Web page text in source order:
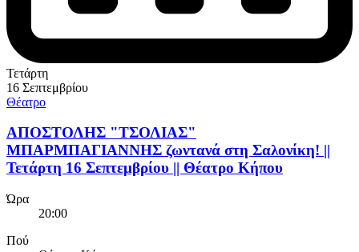
Τετάρτη
16 Σεπτεμβρίου
Θέατρο
ΑΠΟΣΤΟΛΗΣ "ΤΣΟΛΙΑΣ"
ΜΠΑΡΜΠΑΓΙΑΝΝΗΣ ζωντανά στη Σαλονίκη! ||
Τετάρτη 16 Σεπτεμβρίου || Θέατρο Κήπου
Ώρα
20:00
Πού